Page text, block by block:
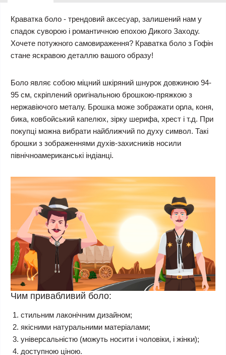
Краватка боло - трендовий аксесуар, залишений нам у
спадок суворою і романтичною епохою Дикого Заходу.
Хочете потужного самовираження? Краватка боло з Гофін
стане яскравою деталлю вашого образу!
Боло являє собою міцний шкіряний шнурок довжиною 94-
95 см, скріплений оригінальною брошкою-пряжкою з
нержавіючого металу. Брошка може зображати орла, коня,
бика, ковбойський капелюх, зірку шерифа, хрест і т.д. При
покупці можна вибрати найближчий по духу символ. Такі
брошки з зображеннями духів-захисників носили
північноамериканські індіанці.
Чим привабливий боло:
стильним лаконічним дизайном;
якісними натуральними матеріалами;
універсальністю (можуть носити і чоловіки, і жінки);
доступною ціною.